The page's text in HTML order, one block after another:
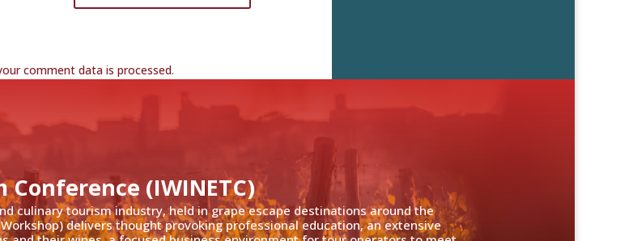
comment data is processed.
culinary tourism industry, held in grape escape destinations around the
delivers thought provoking professional education, an extensive
(IWINETC)